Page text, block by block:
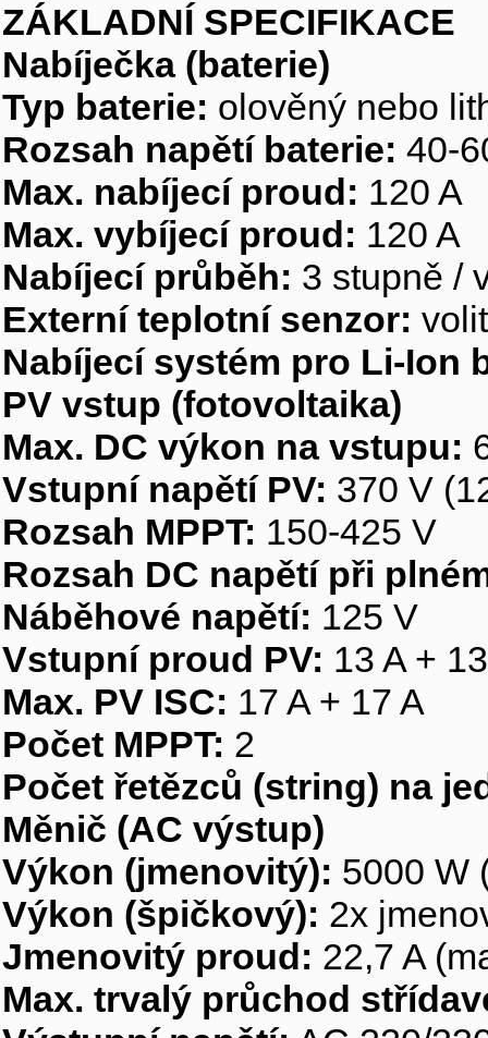
ZÁKLADNÍ SPECIFIKACE
Nabíječka (baterie)
Typ baterie: olověný nebo
Rozsah napětí baterie: 40-
Max. nabíjecí proud: 120 A
Max. vybíjecí proud: 120 A
Nabíjecí průběh: 3 stupně /
Externí teplotní senzor:
Nabíjecí systém pro Li-Ion
PV vstup (fotovoltaika)
Max. DC výkon na vstupu:
Vstupní napětí PV: 370 V
Rozsah MPPT: 150-425 V
Rozsah DC napětí při
Náběhové napětí: 125 V
Vstupní proud PV: 13 A +
Max. PV ISC: 17 A + 17 A
Počet MPPT: 2
Počet řetězců (string) na
Měnič (AC výstup)
Výkon (jmenovitý): 5000 W
Výkon (špičkový): 2x
Jmenovitý proud: 22,7 A
Max. trvalý průchod